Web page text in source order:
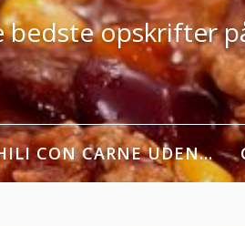
bedste opskrifter
CON CARNE UDEN…